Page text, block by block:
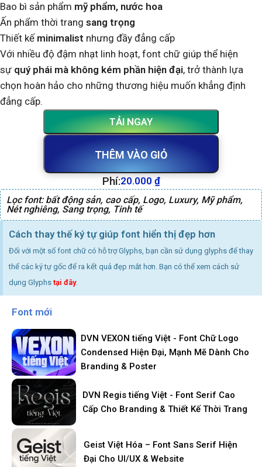
Bao bì sản phẩm mỹ phẩm, nước hoa
Ấn phẩm thời trang sang trọng
Thiết kế minimalist nhưng đầy đẳng cấp
Với nhiều độ đậm nhạt linh hoạt, font chữ giúp thể hiện
sự quý phái mà không kém phần hiện đại, trở thành lựa
chọn hoàn hảo cho những thương hiệu muốn khẳng định
đẳng cấp.
THÊM VÀO GIỎ
TẢI NGAY
Phí:20.000 ₫
Lọc font: bất động sản, cao cấp, Logo, Luxury, Mỹ phẩm,
Nét nghiêng, Sang trọng, Tinh tế
Cách thay thế ký tự giúp font hiển thị đẹp hơn
Đối với một số font chữ có hỗ trợ Glyphs, bạn cần sử dụng glyphs để thay
thể các ký tự gốc để ra kết quả đẹp mắt hơn. Bạn có thể xem cách sử
dụng Glyphs tại đây.
Font mới
DVN VEXON tiếng Việt - Font Chữ Logo
Condensed Hiện Đại, Mạnh Mẽ Dành Cho
Branding & Poster
DVN Regis tiếng Việt - Font Serif Cao
Cấp Cho Branding & Thiết Kế Thời Trang
Geist Việt Hóa – Font Sans Serif Hiện
Đại Cho UI/UX & Website